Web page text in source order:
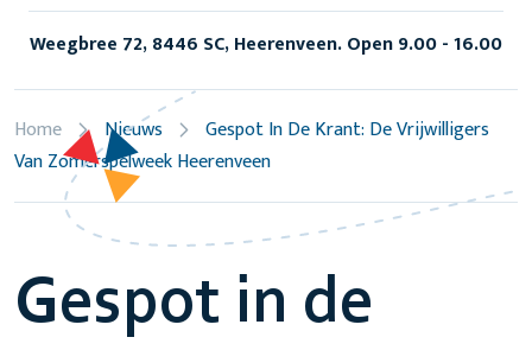
Weegbree 72, 8446 SC, Heerenveen. Open 9.00 - 16.00
Home Nieuws
Gespot In De Krant: De Vrijwilligers
Van Zomerspelweek Heerenveen
Gespot in de